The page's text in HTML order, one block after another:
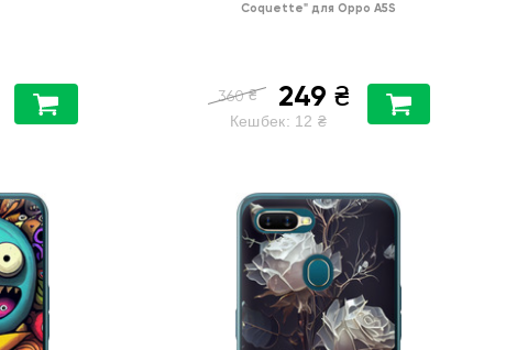
Coquette" для Oppo A5S
360 ₴ 249 ₴
Кешбек: 12 ₴